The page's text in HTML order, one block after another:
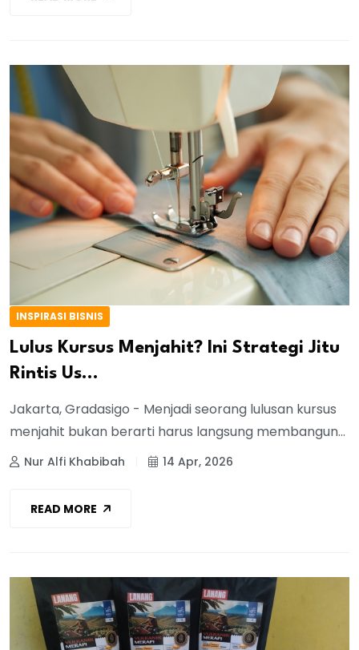
INSPIRASI BISNIS
Lulus Kursus Menjahit? Ini Strategi Jitu
Rintis Us...
Jakarta, Gradasigo - Menjadi seorang lulusan kursus
menjahit bukan berarti harus langsung membangun...
Nur Alfi Khabibah 14 Apr, 2026
READ MORE